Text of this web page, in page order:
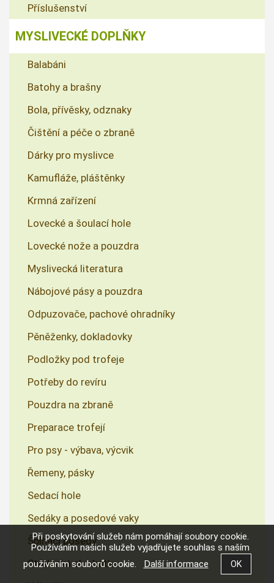
Příslušenství
MYSLIVECKÉ DOPLŇKY
Balabáni
Batohy a brašny
Bola, přívěsky, odznaky
Čištění a péče o zbraně
Dárky pro myslivce
Kamufláže, pláštěnky
Krmná zařízení
Lovecké a šoulací hole
Lovecké nože a pouzdra
Myslivecká literatura
Nábojové pásy a pouzdra
Odpuzovače, pachové ohradníky
Pěněženky, dokladovky
Podložky pod trofeje
Potřeby do revíru
Pouzdra na zbraně
Preparace trofejí
Pro psy - výbava, výcvik
Řemeny, pásky
Sedací hole
Sedáky a posedové vaky
Šplhací posedy
Střelecká sluchátka
Při poskytování služeb nám pomáhají soubory cookie.
Používáním našich služeb vyjadřujete souhlas s naším
používáním souborů cookie.
Další informace